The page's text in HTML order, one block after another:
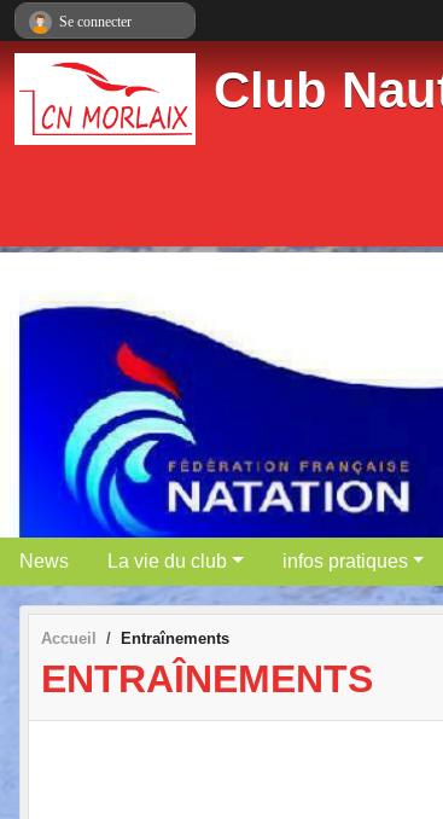
Club
News La vie du club infos pratiques
Accueil Entraînements
ENTRAÎNEMENTS
Se connecter
Panneau de gestion des cookies